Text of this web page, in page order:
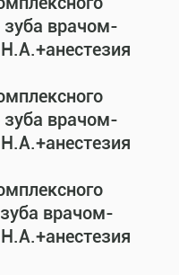
зуба врачом-
зуба врачом-
врачом-